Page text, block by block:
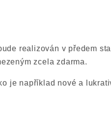
realizován v předem
zcela zdarma.
je například nové a